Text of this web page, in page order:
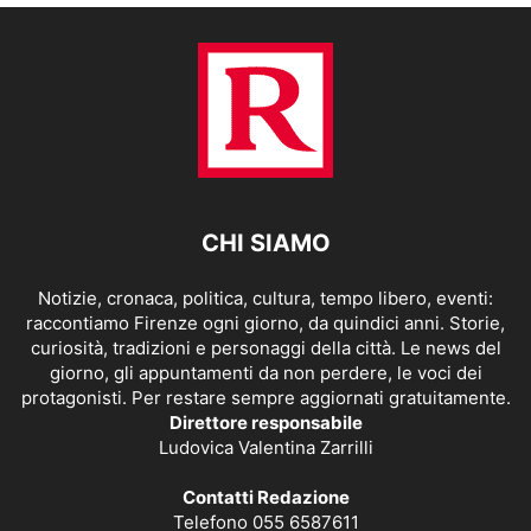
CHI SIAMO
Notizie, cronaca, politica, cultura, tempo libero, eventi:
raccontiamo Firenze ogni giorno, da quindici anni. Storie,
curiosità, tradizioni e personaggi della città. Le news del
giorno, gli appuntamenti da non perdere, le voci dei
protagonisti. Per restare sempre aggiornati gratuitamente.
Direttore responsabile
Ludovica Valentina Zarrilli
Contatti Redazione
Telefono 055 6587611